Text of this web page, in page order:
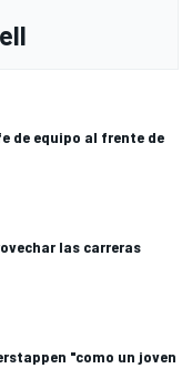
de equipo al frente de
las carreras
"como un joven